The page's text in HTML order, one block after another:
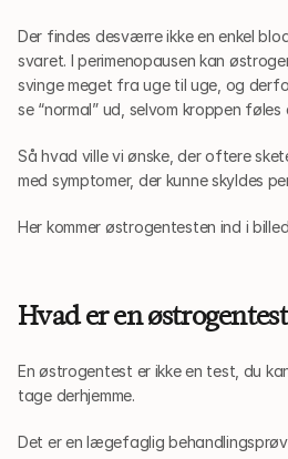
Der findes desværre ikke en enkel
svaret. I perimenopausen kan
svinge meget fra uge til uge, og
se “normal” ud, selvom kroppen
Så hvad ville vi ønske, der oftere
med symptomer, der kunne skyldes
Her kommer østrogentesten ind i
Hvad er en
En østrogentest er ikke en test, du
tage derhjemme.
Det er en lægefaglig